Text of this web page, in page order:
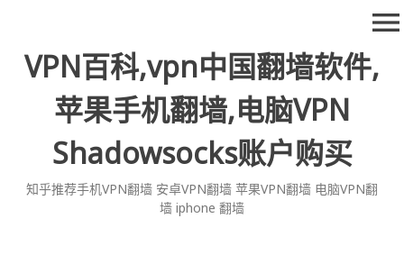
contentVPN百科,vpn中国翻墙软件,
苹果手机翻墙,电脑VPN
Shadowsocks账户购买
知乎推荐手机VPN翻墙 安卓VPN翻墙 苹果VPN翻墙 电脑VPN翻
墙 iphone 翻墙
menu